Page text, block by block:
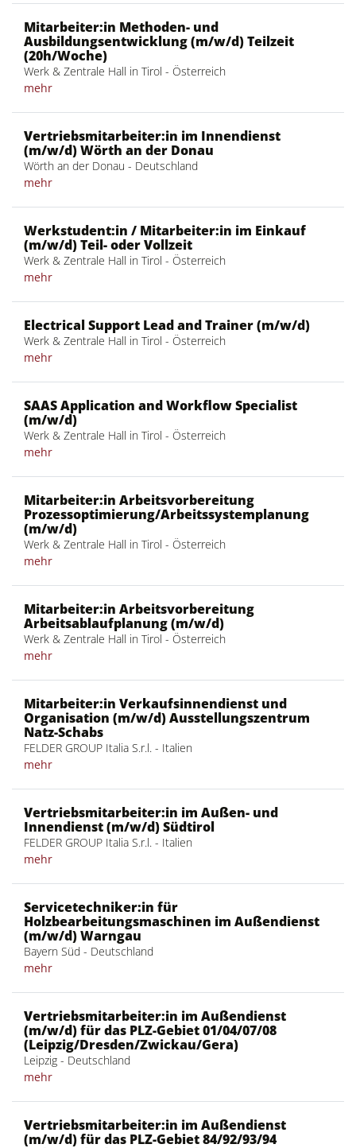
Mitarbeiter:in Methoden- und
Ausbildungsentwicklung (m/w/d) Teilzeit
(20h/Woche)
Werk & Zentrale Hall in Tirol - Österreich
mehr
Vertriebsmitarbeiter:in im Innendienst
(m/w/d) Wörth an der Donau
Wörth an der Donau - Deutschland
mehr
Werkstudent:in / Mitarbeiter:in im Einkauf
(m/w/d) Teil- oder Vollzeit
Werk & Zentrale Hall in Tirol - Österreich
mehr
Electrical Support Lead and Trainer (m/w/d)
Werk & Zentrale Hall in Tirol - Österreich
mehr
SAAS Application and Workflow Specialist
(m/w/d)
Werk & Zentrale Hall in Tirol - Österreich
mehr
Mitarbeiter:in Arbeitsvorbereitung
Prozessoptimierung/Arbeitssystemplanung
(m/w/d)
Werk & Zentrale Hall in Tirol - Österreich
mehr
Mitarbeiter:in Arbeitsvorbereitung
Arbeitsablaufplanung (m/w/d)
Werk & Zentrale Hall in Tirol - Österreich
mehr
Mitarbeiter:in Verkaufsinnendienst und
Organisation (m/w/d) Ausstellungszentrum
Natz-Schabs
FELDER GROUP Italia S.r.l. - Italien
mehr
Vertriebsmitarbeiter:in im Außen- und
Innendienst (m/w/d) Südtirol
FELDER GROUP Italia S.r.l. - Italien
mehr
Servicetechniker:in für
Holzbearbeitungsmaschinen im Außendienst
(m/w/d) Warngau
Bayern Süd - Deutschland
mehr
Vertriebsmitarbeiter:in im Außendienst
(m/w/d) für das PLZ-Gebiet 01/04/07/08
(Leipzig/Dresden/Zwickau/Gera)
Leipzig - Deutschland
mehr
Vertriebsmitarbeiter:in im Außendienst
(m/w/d) für das PLZ-Gebiet 84/92/93/94